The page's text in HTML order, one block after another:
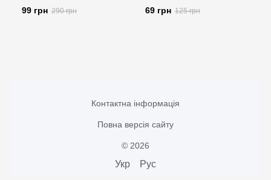
99 грн 290 грн 69 грн 125 грн
Контактна інформація
Повна версія сайту
© 2026
Укр Рус